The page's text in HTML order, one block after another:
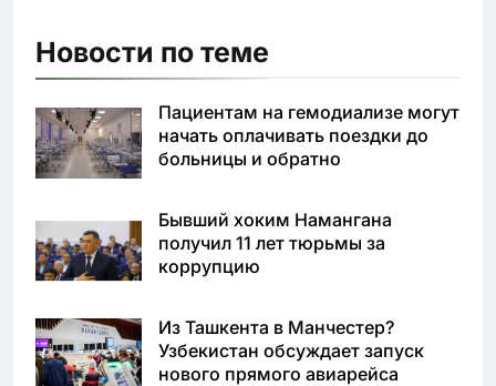
Новости по теме
Пациентам на гемодиализе могут
начать оплачивать поездки до
больницы и обратно
Бывший хоким Намангана
получил 11 лет тюрьмы за
коррупцию
Из Ташкента в Манчестер?
Узбекистан обсуждает запуск
нового прямого авиарейса